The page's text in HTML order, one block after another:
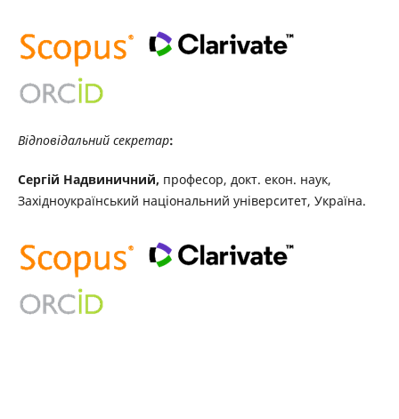
Відповідальний секретар:
Сергій Надвиничний, професор, докт. екон. наук,
Західноукраїнський національний університет, Україна.